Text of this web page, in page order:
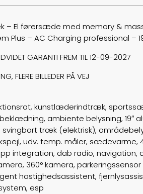
– El førersæde med memory &
Plus – AC Charging professional –
GARANTI FREM TIL 12-09-2027
FLERE BILLEDER PÅ VEJ
kunstlæderindtræk,
ambiente belysning, 19″
træk (elektrisk),
udv. temp. måler,
integration, dab radio,
360° kamera,
hastighedsassistent,
esp